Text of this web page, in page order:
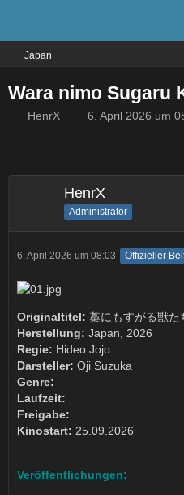
Japan
Wara nimo Sugaru
HenrX 6. April 2026 um
HenrX
Administrator
6. April 2026 um 08:03 Offizieller
Originaltitel: 藁にもすがる獣た
Herstellung: Japan, 2026
Regie: Hideo Jojo
Darsteller: Oji Suzuka
Genre:
Laufzeit:
Freigabe:
Kinostart: 25.09.2026
Veröffentlichungen: